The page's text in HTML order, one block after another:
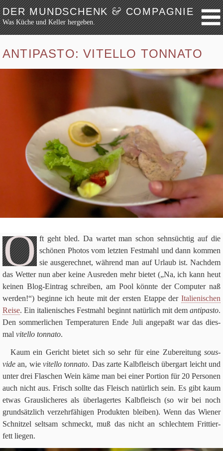
DER MUNDSCHENK&COMPAGNIE
Was Küche und Keller hergeben.
Weiter zum Inhalt
Festmahl
Hortikultur
Werkzeug
Bibliothek
Schaustücke
Suchen nach:
ANTIPASTO: VITELLO TONNATO
O ft geht bled. Da war­tet man schon sehn­süch­tig auf die
schö­nen Pho­tos vom letz­ten Fest­mahl und dann kom­men
sie aus­ge­rech­net, wäh­rend man auf Urlaub ist. Nach­dem
das Wet­ter nun aber keine Aus­re­den mehr bie­tet („Na, ich kann heut
kei­nen Blog-Ein­trag schrei­ben, am Pool könnte der Com­pu­ter naß
wer­den!“) beginne ich heute mit der ersten Etappe der Ita­lie­ni­schen
Reise. Ein ita­lie­ni­sches Fest­mahl beginnt natür­lich mit dem anti­pa­sto.
Den som­mer­li­chen Tem­pe­ra­tu­ren Ende Juli ange­paßt war das dies­
mal vitello ton­n­ato.
Kaum ein Gericht bie­tet sich so sehr für eine Zube­rei­tung sous-
vide an, wie vitello ton­n­ato. Das zarte Kalb­fleisch über­g­art leicht und
unter drei Fla­schen Wein käme man bei einer Por­tion für 20 Per­so­nen
auch nicht aus. Frisch sollte das Fleisch natür­lich sein. Es gibt kaum
etwas Graus­li­che­res als über­la­ger­tes Kalb­fleisch (so wir bei noch
grund­sätz­lich ver­zehr­fä­hi­gen Pro­duk­ten blei­ben). Wenn das Wie­ner
Schnit­zel selt­sam schmeckt, muß das nicht an schlech­tem Frit­tier­
fett liegen.